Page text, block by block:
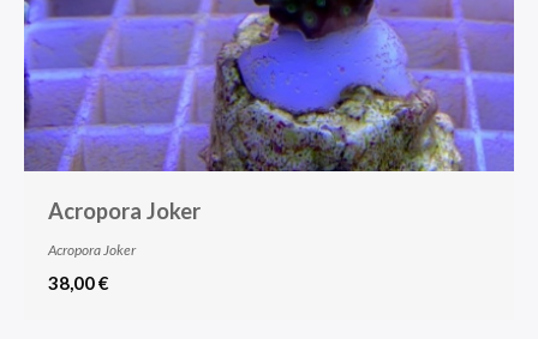
Acropora Joker
Acropora Joker
38,00 €